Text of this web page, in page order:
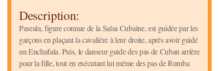
Description:
Paseala, figure connue de la Salsa Cubaine, est guidée par les
garçons en plaçant la cavalière à leur droite, après avoir guidé
un Enchufala. Puis, le danseur guide des pas de Cuban arrière
pour la fille, tout en exécutant lui même des pas de Rumba